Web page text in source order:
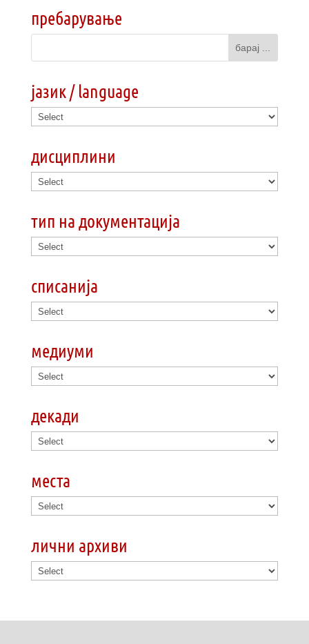
пребарување
јазик / language
дисциплини
тип на документација
списанија
медиуми
декади
места
лични архиви